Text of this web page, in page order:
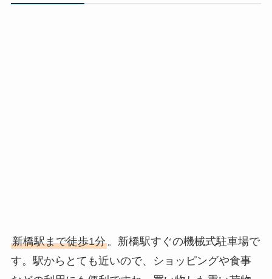
新橋駅まで徒歩1分。新橋駅すぐの機械式駐車場で
す。駅からとても近いので、ショッピングや食事